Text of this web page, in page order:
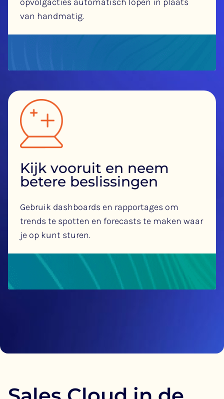
van handmatig.
Kijk vooruit en neem
betere beslissingen
Gebruik dashboards en rapportages om
trends te spotten en forecasts te maken waar
je op kunt sturen.